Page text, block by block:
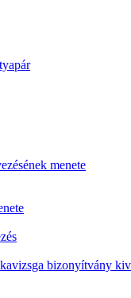
menete
bizonyítvány